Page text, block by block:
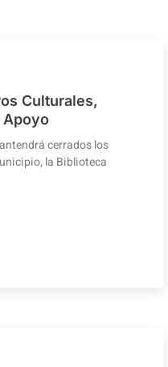
Culturales,
Apoyo
cerrados los
la Biblioteca